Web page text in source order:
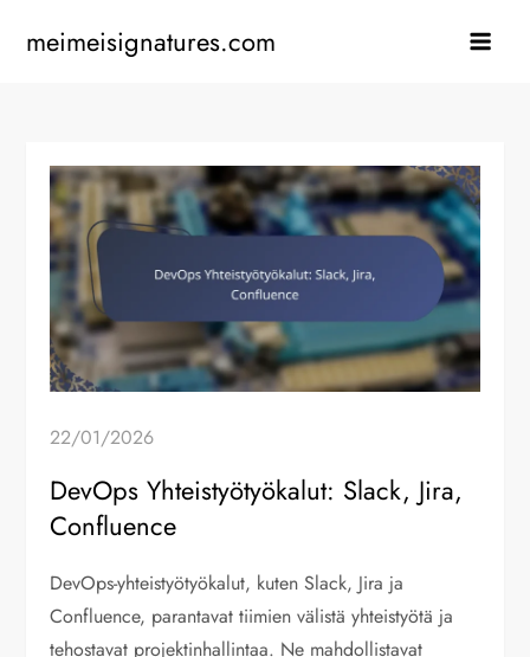
meimeisignatures.com
22/01/2026
DevOps Yhteistyötyökalut: Slack, Jira,
Confluence
DevOps-yhteistyötyökalut, kuten Slack, Jira ja
Confluence, parantavat tiimien välistä yhteistyötä ja
tehostavat projektinhallintaa. Ne mahdollistavat